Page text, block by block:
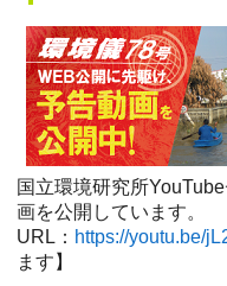
国立環境研究所
画を公開しています。
URL： https://youtu.be/
ます】